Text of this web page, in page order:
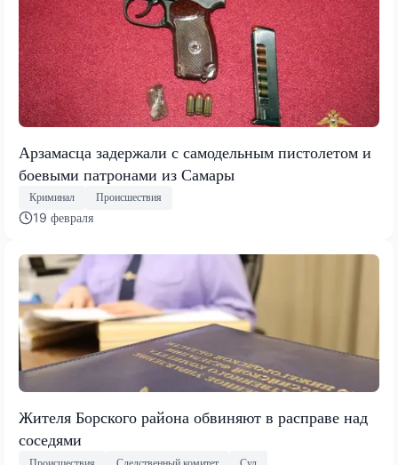
Арзамасца задержали с самодельным пистолетом и
боевыми патронами из Самары
Криминал Происшествия
19 февраля
Жителя Борского района обвиняют в расправе над
соседями